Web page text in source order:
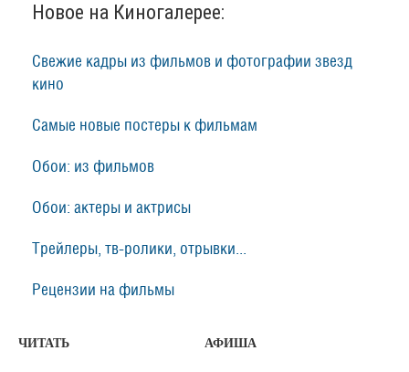
Новое на Киногалерее:
Свежие кадры из фильмов и фотографии звезд
кино
Самые новые постеры к фильмам
Обои: из фильмов
Обои: актеры и актрисы
Трейлеры, тв-ролики, отрывки...
Рецензии на фильмы
ЧИТАТЬ АФИША